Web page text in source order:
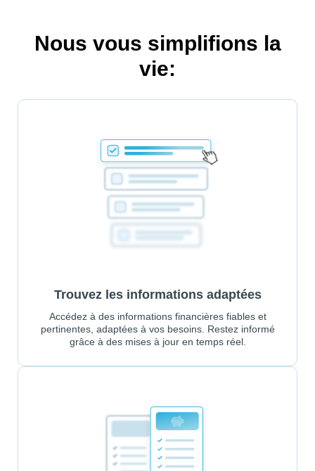
Nous vous simplifions la
vie:
Trouvez les informations adaptées
Accédez à des informations financières fiables et
pertinentes, adaptées à vos besoins. Restez informé
grâce à des mises à jour en temps réel.